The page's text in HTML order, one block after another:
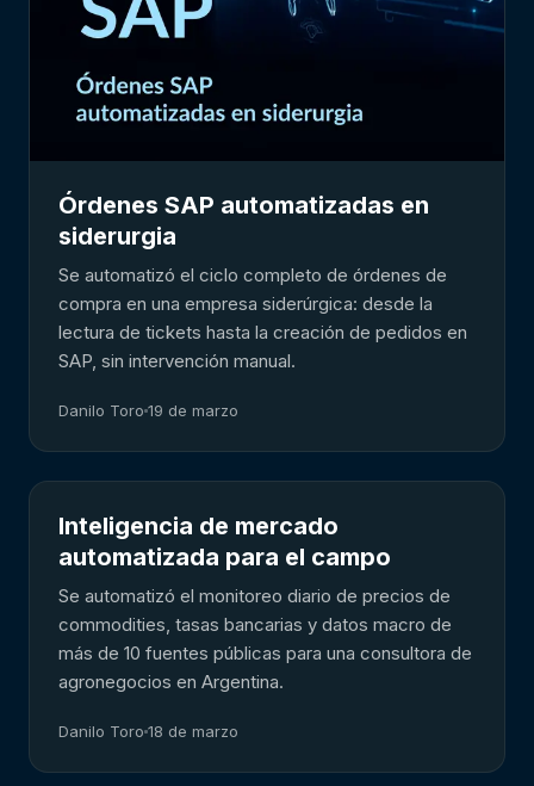
Órdenes SAP automatizadas en
siderurgia
Se automatizó el ciclo completo de órdenes de
compra en una empresa siderúrgica: desde la
lectura de tickets hasta la creación de pedidos en
SAP, sin intervención manual.
Danilo Toro 19 de marzo
Inteligencia de mercado
automatizada para el campo
Se automatizó el monitoreo diario de precios de
commodities, tasas bancarias y datos macro de
más de 10 fuentes públicas para una consultora de
agronegocios en Argentina.
Danilo Toro 18 de marzo